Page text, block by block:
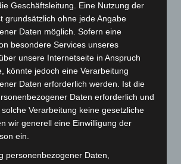
im „Haus der Begegnung“ in
schnell eingedämmt
Hannover: 21 neue
starten beim Roten
läuft mit Hockeyschläger über
– Polizei sucht Zeugen
Geschäftsleitung. Eine Nutzung der
grundsätzlich ohne jede Angabe
Daten möglich. Sofern eine
besondere Services unseres
unsere Internetseite in Anspruch
könnte jedoch eine Verarbeitung
Daten erforderlich werden. Ist die
Daten erforderlich und
Verarbeitung keine gesetzliche
wir generell eine Einwilligung der
ein.
personenbezogener Daten,